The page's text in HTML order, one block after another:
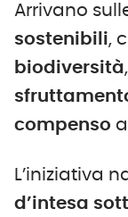
Arrivano
sostenibili,
biodiversità
compenso
L’iniziativa
d’intesa